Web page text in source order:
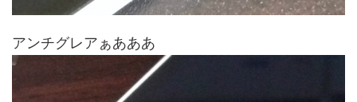
アンチグレアぁあああ